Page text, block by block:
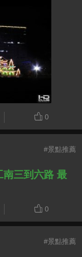
0
#景點推薦
南三到六路 最
0
#景點推薦